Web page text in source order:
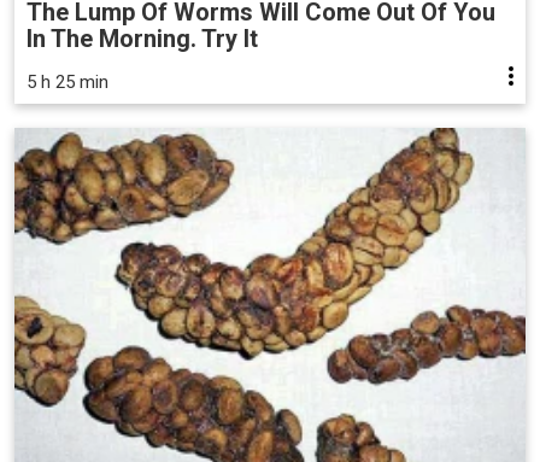
The Lump Of Worms Will Come Out Of You
In The Morning. Try It
5 h 25 min